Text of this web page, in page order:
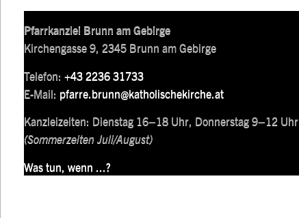
Pfarrkanzlei Brunn am Gebirge
Kirchengasse 9, 2345 Brunn am Gebirge
Telefon: +43 2236 31733
E-Mail: pfarre.brunn@katholischekirche.at
Kanzleizeiten: Dienstag 16–18 Uhr, Donnerstag 9–12 Uhr
(Sommerzeiten Juli/August)
Was tun, wenn ...?